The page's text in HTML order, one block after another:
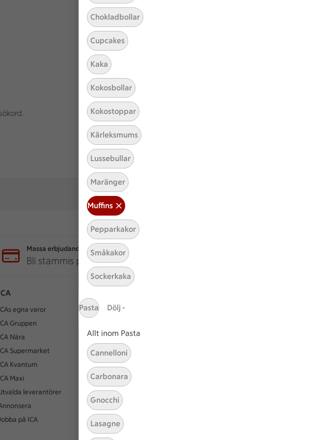
Chokladbollar
Cupcakes
Kaka
Kokosbollar
Kokostoppar
Kärleksmums
Lussebullar
Maränger
Muffins
Pepparkakor
Småkakor
Sockerkaka
Pasta Dölj -
Allt inom Pasta
Cannelloni
Carbonara
Gnocchi
Lasagne
Massa erbjudanden
Bli stammis på ICA
egna varor
Gruppen
Nära
Supermarket
Kvantum
Maxi
leverantörer
på ICA